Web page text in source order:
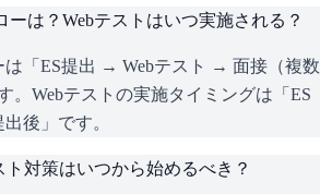
ーは？Webテストはいつ実施される？
は「ES提出 → Webテスト → 面接（複数
。Webテストの実施タイミングは「ES
後」です。
ト対策はいつから始めるべき？